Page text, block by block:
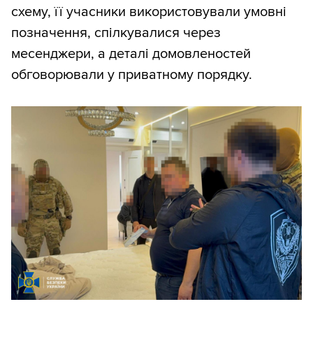
схему, її учасники використовували умовні
позначення, спілкувалися через
месенджери, а деталі домовленостей
обговорювали у приватному порядку.